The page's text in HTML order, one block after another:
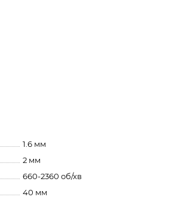
1.6 мм
2 мм
660-2360 об/хв
40 мм